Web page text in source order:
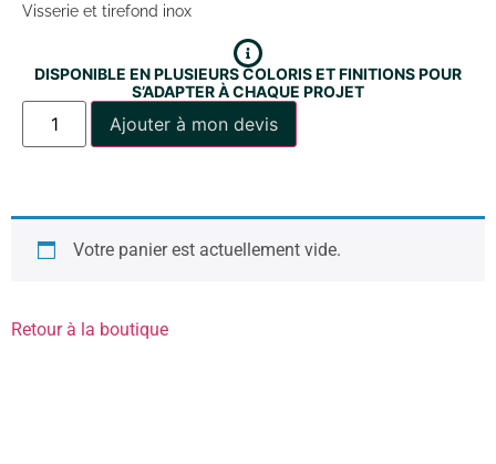
Visserie et tirefond inox
DISPONIBLE EN PLUSIEURS COLORIS ET FINITIONS POUR
S’ADAPTER À CHAQUE PROJET
Ajouter à mon devis
Votre panier est actuellement vide.
Retour à la boutique